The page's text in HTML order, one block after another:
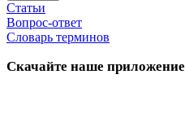
Статьи
Вопрос-ответ
Словарь терминов
Скачайте наше приложение